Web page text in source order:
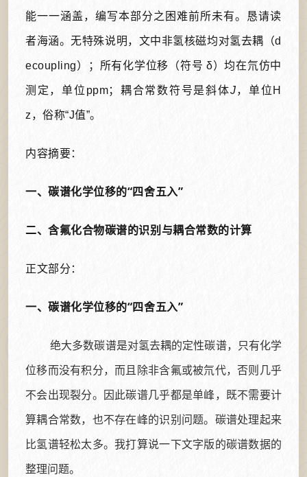
能一一涵盖，编写本部分之困难前所未有。恳请读
者海涵。无特殊说明，文中非氢核磁均对氢去耦（d
ecoupling）；所有化学位移（符号 δ）均在氘仿中
测定，单位ppm；耦合常数符号是斜体J，单位H
z，俗称“J值”。
内容摘要：
一、碳谱化学位移的“四舍五入”
二、含氟化合物碳谱的识别与耦合常数的计算
正文部分：
一、碳谱化学位移的“四舍五入”
绝大多数碳谱是对氢去耦的定性碳谱，只有化学
位移而没有积分，而且除非含氟或被氘代，否则几乎
不会出现裂分。因此碳谱几乎都是单峰，既不需要计
算耦合常数，也不存在峰的识别问题。碳谱处理起来
比氢谱轻松太多。我打算说一下文字版的碳谱数据的
整理问题。